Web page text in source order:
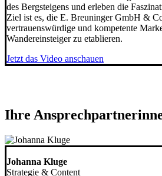
des Bergsteigens und erleben die
Ziel ist es, die E. Breuninger GmbH &
vertrauenswürdige und kompetente
Wandereinsteiger zu etablieren.
Jetzt das Video anschauen
Ihre
Johanna Kluge
Strategie & Content